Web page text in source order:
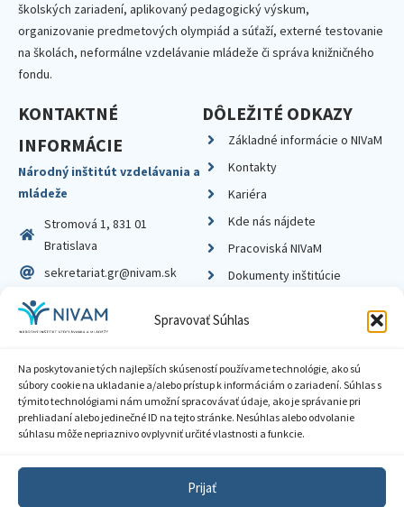
Spravovať Súhlas
Na poskytovanie tých najlepších skúseností používame technológie, ako sú
súbory cookie na ukladanie a/alebo prístup k informáciám o zariadení. Súhlas s
týmito technológiami nám umožní spracovávať údaje, ako je správanie pri
prehliadaní alebo jedinečné ID na tejto stránke. Nesúhlas alebo odvolanie
súhlasu môže nepriaznivo ovplyvniť určité vlastnosti a funkcie.
Prijať
školských zariadení, aplikovaný pedagogický výskum,
organizovanie predmetových olympiád a súťaží, externé testovanie
na školách, neformálne vzdelávanie mládeže či správa knižničného
fondu.
KONTAKTNÉ
INFORMÁCIE
Národný inštitút vzdelávania a
mládeže
Stromová 1, 831 01
Bratislava
sekretariat.gr@nivam.sk
IČO: 00164348
DIČ: 2020798714
DÔLEŽITÉ ODKAZY
Základné informácie o NIVaM
Kontakty
Kariéra
Kde nás nájdete
Pracoviská NIVaM
Dokumenty inštitúcie
Zásady ochrany súkromia
Sprístupnenie informácií